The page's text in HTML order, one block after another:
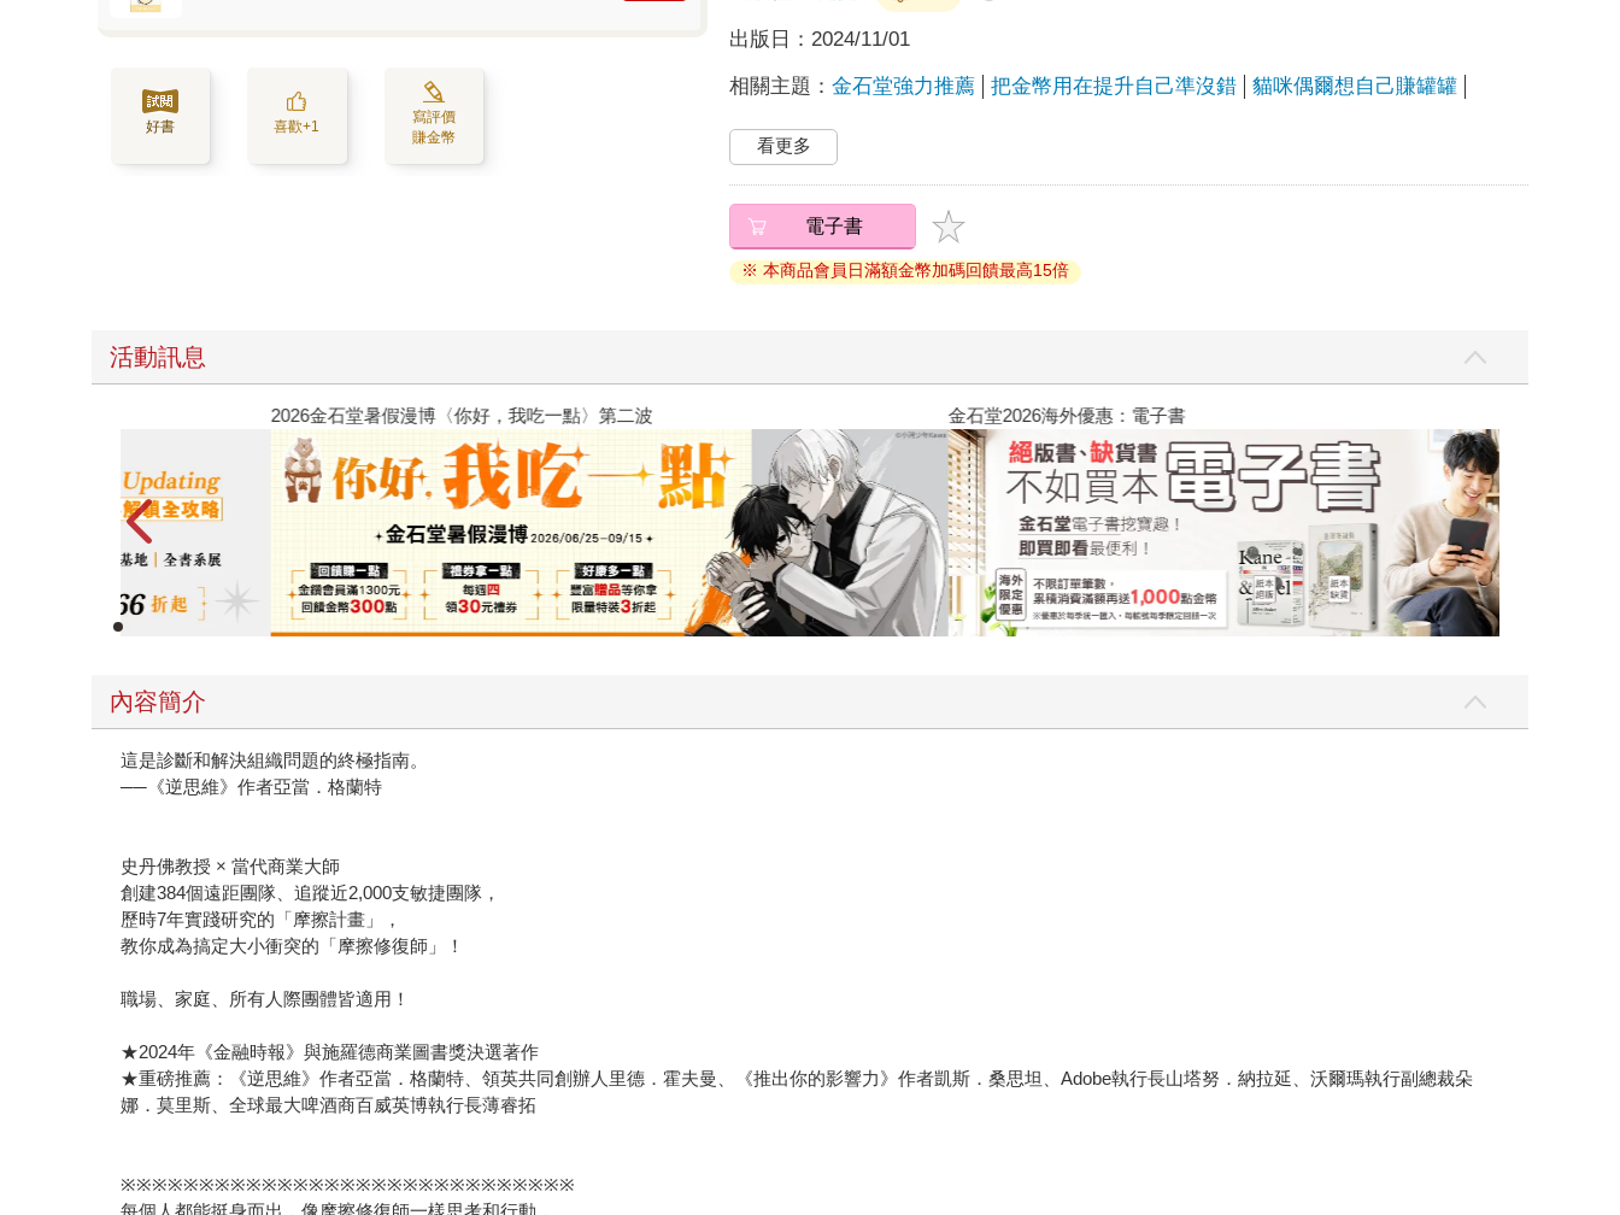
好書 喜歡+1
寫評價
賺金幣
出版日： 2024/11/01
相關主題：金石堂強力推薦 把金幣用在提升自己準沒錯 貓咪偶爾想自己賺罐罐
看更多
電子書
※ 本商品會員日滿額金幣加碼回饋最高15倍
活動訊息
春光ｘ奇幻基地｜全書系展 2026金石堂暑假漫博〈你好，我吃一點〉第二波
內容簡介
這是診斷和解決組織問題的終極指南。
──《逆思維》作者亞當．格蘭特
史丹佛教授 × 當代商業大師
創建384個遠距團隊、追蹤近2,000支敏捷團隊，
歷時7年實踐研究的「摩擦計畫」，
教你成為搞定大小衝突的「摩擦修復師」！
職場、家庭、所有人際團體皆適用！
★2024年《金融時報》與施羅德商業圖書獎決選著作
★重磅推薦：《逆思維》作者亞當．格蘭特、領英共同創辦人里德．霍夫曼、《推出你的影響力》作者凱斯．桑思坦、Adobe執行長山塔努．納拉延、沃爾瑪執行副總裁朵
娜．莫里斯、全球最大啤酒商百威英博執行長薄睿拓
※※※※※※※※※※※※※※※※※※※※※※※※※※※※※